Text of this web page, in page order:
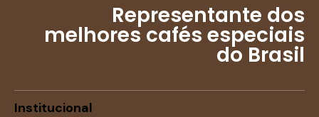
Representante dos
melhores cafés especiais
do Brasil
Institucional